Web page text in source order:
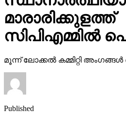
മാരാരിക്കുളത്ത്
സിപിഎമ്മില്‍
മൂന്ന് ലോക്കല്‍ കമ്മിറ്റി അംഗങ്ങള്‍
Published